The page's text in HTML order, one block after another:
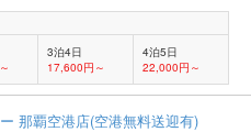
3泊4日
17,600円～
4泊5日
22,000円～
那覇空港店(空港無料送迎有)